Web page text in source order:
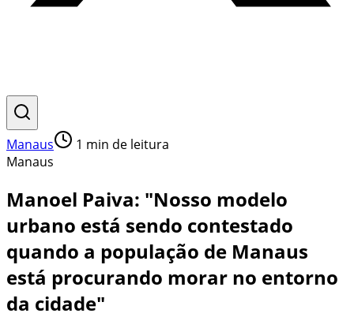
Manaus 1 min de leitura
Manaus
Manoel Paiva: "Nosso modelo
urbano está sendo contestado
quando a população de Manaus
está procurando morar no entorno
da cidade"